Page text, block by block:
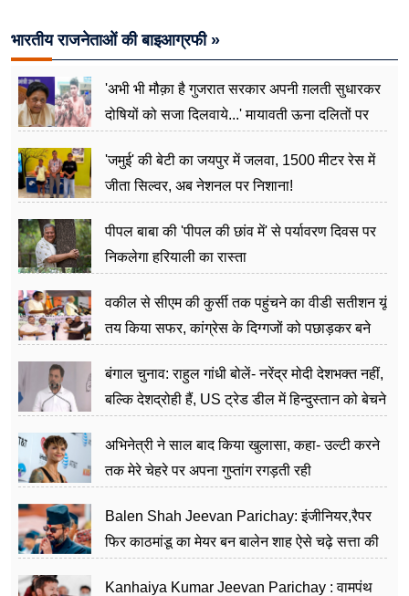
भारतीय राजनेताओं की बाइआग्रफी »
'अभी भी मौक़ा है गुजरात सरकार अपनी ग़लती सुधारकर
दोषियों को सजा दिलवाये...' मायावती ऊना दलितों पर
'जमुई' की बेटी का जयपुर में जलवा, 1500 मीटर रेस में
जीता सिल्वर, अब नेशनल पर निशाना!
पीपल बाबा की 'पीपल की छांव में' से पर्यावरण दिवस पर
निकलेगा हरियाली का रास्ता
वकील से सीएम की कुर्सी तक पहुंचने का वीडी सतीशन यूं
तय किया सफर, कांग्रेस के दिग्गजों को पछाड़कर बने
बंगाल चुनाव: राहुल गांधी बोलें- नरेंद्र मोदी देशभक्त नहीं,
बल्कि देशद्रोही हैं, US ट्रेड डील में हिन्दुस्तान को बेचने
अभिनेत्री ने साल बाद किया खुलासा, कहा- उल्टी करने
तक मेरे चेहरे पर अपना गुप्तांग रगड़ती रही
Balen Shah Jeevan Parichay: इंजीनियर,रैपर
फिर काठमांडू का मेयर बन बालेन शाह ऐसे चढ़े सत्ता की
Kanhaiya Kumar Jeevan Parichay : वामपंथ